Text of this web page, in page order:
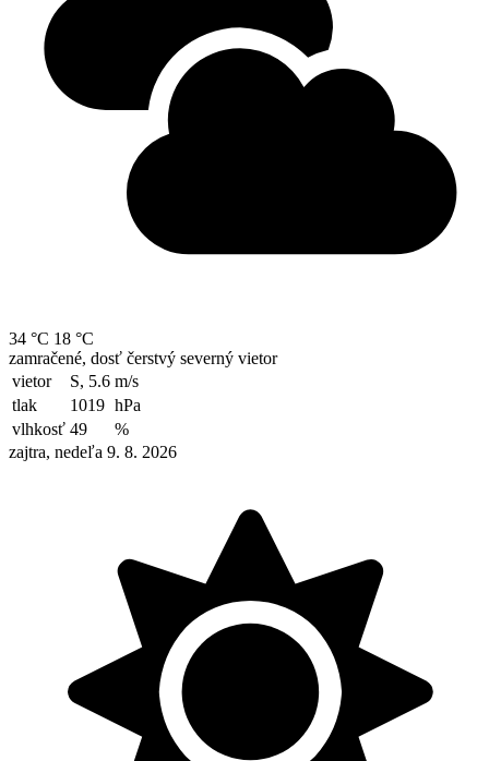
34 °C 18 °C
zamračené, dosť čerstvý severný vietor
vietor
S, 5.6 m/s
tlak
1019 hPa
vlhkosť 49
%
zajtra, nedeľa 9. 8. 2026